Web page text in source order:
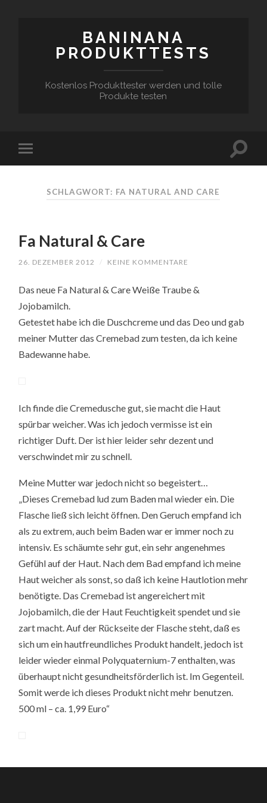
BANINANA
PRODUKTTESTS
Kostenlos Produkttester werden und tolle
Produkte testen
SCHLAGWORT: FA NATURAL AND CARE
Fa Natural & Care
26. DEZEMBER 2012 / KEINE KOMMENTARE
Das neue Fa Natural & Care Weiße Traube &
Jojobamilch.
Getestet habe ich die Duschcreme und das Deo und gab
meiner Mutter das Cremebad zum testen, da ich keine
Badewanne habe.
Ich finde die Cremedusche gut, sie macht die Haut
spürbar weicher. Was ich jedoch vermisse ist ein
richtiger Duft. Der ist hier leider sehr dezent und
verschwindet mir zu schnell.
Meine Mutter war jedoch nicht so begeistert…
„Dieses Cremebad lud zum Baden mal wieder ein. Die
Flasche ließ sich leicht öffnen. Den Geruch empfand ich
als zu extrem, auch beim Baden war er immer noch zu
intensiv. Es schäumte sehr gut, ein sehr angenehmes
Gefühl auf der Haut. Nach dem Bad empfand ich meine
Haut weicher als sonst, so daß ich keine Hautlotion mehr
benötigte. Das Cremebad ist angereichert mit
Jojobamilch, die der Haut Feuchtigkeit spendet und sie
zart macht. Auf der Rückseite der Flasche steht, daß es
sich um ein hautfreundliches Produkt handelt, jedoch ist
leider wieder einmal Polyquaternium-7 enthalten, was
überhaupt nicht gesundheitsförderlich ist. Im Gegenteil.
Somit werde ich dieses Produkt nicht mehr benutzen.
500 ml – ca. 1,99 Euro“